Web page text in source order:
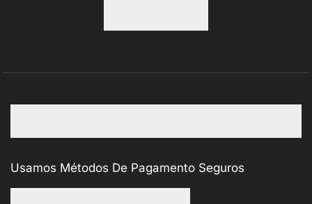
Usamos Métodos De Pagamento Seguros